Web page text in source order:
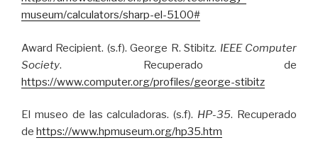
museum/calculators/sharp-el-5100#
Award Recipient. (s.f). George R. Stibitz. IEEE Computer
Society. Recuperado de
https://www.computer.org/profiles/george-stibitz
El museo de las calculadoras. (s.f). HP-35. Recuperado
de https://www.hpmuseum.org/hp35.htm